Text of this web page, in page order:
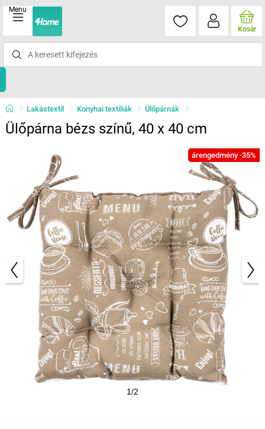
Menu
Kosár
Lakástextil Konyhai textíliák Ülőpárnák
Ülőpárna bézs színű, 40 x 40 cm
árengedmény -35%
1/2